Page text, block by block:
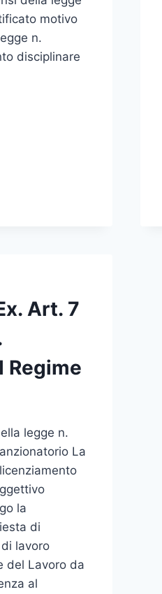
motivo
n.
disciplinare
Art. 7
Regime
legge n.
La
la
di
lavoro
del Lavoro da
al